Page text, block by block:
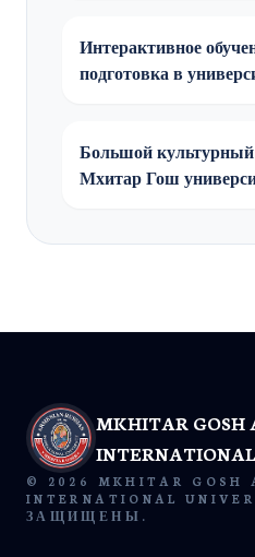
Интерактивное
подготовка в
Большой культурный
Мхитар Гош
MKHITAR GOSH
© 2026 MKHITAR GOSH
INTERNATIONAL
ЗАЩИЩЕНЫ.